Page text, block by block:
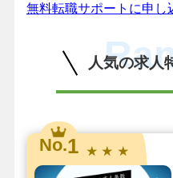
無料転職サポートに申し
人気の求人
No.1 ★ ★ ★